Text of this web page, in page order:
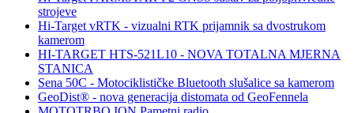
strojeve
Hi-Target vRTK - vizualni RTK prijamnik sa dvostrukom
kamerom
HI-TARGET HTS-521L10 - NOVA TOTALNA MJERNA
STANICA
Sena 50C - Motociklističke Bluetooth slušalice sa kamerom
GeoDist® - nova generacija distomata od GeoFennela